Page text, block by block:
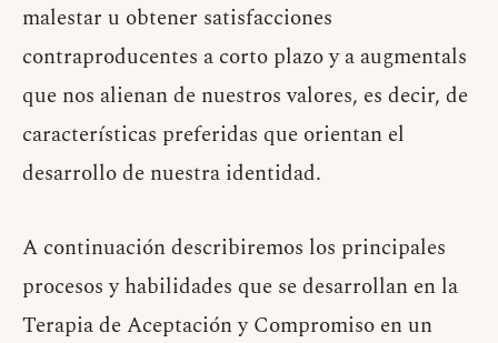
malestar u obtener satisfacciones
contraproducentes a corto plazo y a augmentals
que nos alienan de nuestros valores, es decir, de
características preferidas que orientan el
desarrollo de nuestra identidad.
A continuación describiremos los principales
procesos y habilidades que se desarrollan en la
Terapia de Aceptación y Compromiso en un